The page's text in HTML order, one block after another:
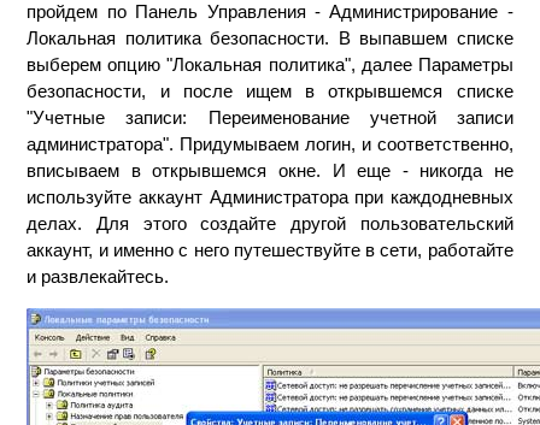
пройдем по Панель Управления - Администрирование -
Локальная политика безопасности. В выпавшем списке
выберем опцию "Локальная политика", далее Параметры
безопасности, и после ищем в открывшемся списке
"Учетные записи: Переименование учетной записи
администратора". Придумываем логин, и соответственно,
вписываем в открывшемся окне. И еще - никогда не
используйте аккаунт Администратора при каждодневных
делах. Для этого создайте другой пользовательский
аккаунт, и именно с него путешествуйте в сети, работайте
и развлекайтесь.